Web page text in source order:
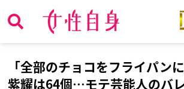
「全部のチョコをフライパン
紫耀は64個…モテ芸能人のバ